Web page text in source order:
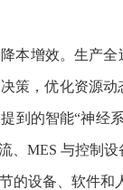
增效。生产全
策，优化资源
到的智能“神经
、MES 与控制
的设备、软件